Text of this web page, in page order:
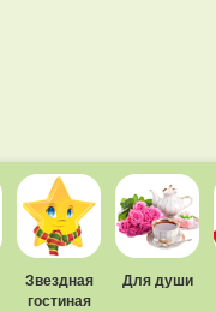
Звездная
гостиная
Для души